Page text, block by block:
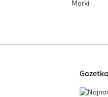
Marki
Gazetka